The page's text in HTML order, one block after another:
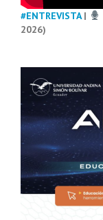
#ENTREVISTA|
2026)